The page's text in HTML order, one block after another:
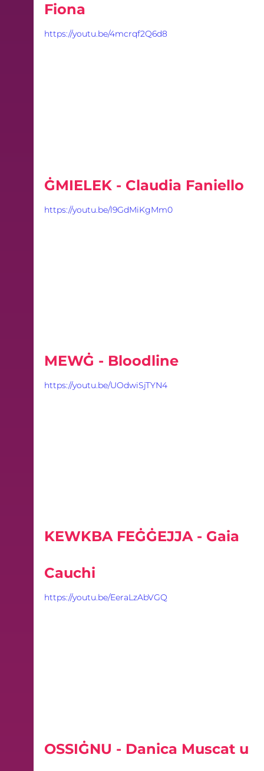
Fiona
https://youtu.be/4mcrqf2Q6d8
ĠMIELEK - Claudia Faniello
https://youtu.be/l9GdMiKgMm0
MEWĠ - Bloodline
https://youtu.be/UOdwiSjTYN4
KEWKBA FEĠĠEJJA - Gaia
Cauchi
https://youtu.be/EeraLzAbVGQ
OSSIĠNU - Danica Muscat u